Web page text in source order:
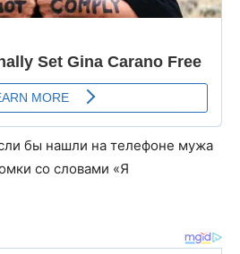
бы нашли на телефоне мужа
со словами «Я